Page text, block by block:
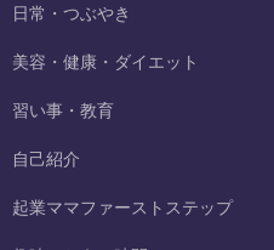
日常・つぶやき
美容・健康・ダイエット
習い事・教育
自己紹介
起業ママファーストステップ